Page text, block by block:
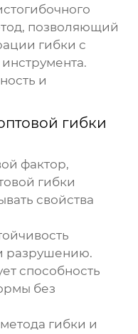
позволяющий
гибки с
и
гибки
фактор,
гибки
свойства
разрушению.
способность
без
гибки и